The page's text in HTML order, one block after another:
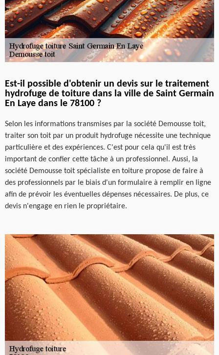
Est-il possible d'obtenir un devis sur le traitement
hydrofuge de toiture dans la ville de Saint Germain
En Laye dans le 78100 ?
Selon les informations transmises par la société Demousse toit,
traiter son toit par un produit hydrofuge nécessite une technique
particulière et des expériences. C'est pour cela qu'il est très
important de confier cette tâche à un professionnel. Aussi, la
société Demousse toit spécialiste en toiture propose de faire à
des professionnels par le biais d'un formulaire à remplir en ligne
afin de prévoir les éventuelles dépenses nécessaires. De plus, ce
devis n'engage en rien le propriétaire.